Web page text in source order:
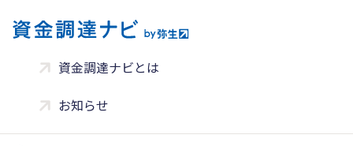
資金調達ナビとは
お知らせ